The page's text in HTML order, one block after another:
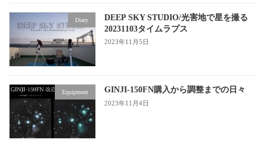
Diary
DEEP SKY STUDIO/光害地で星を撮る
20231103タイムラプス
2023年11月5日
Equipment GINJI-150FN購入から調整までの日々
2023年11月4日